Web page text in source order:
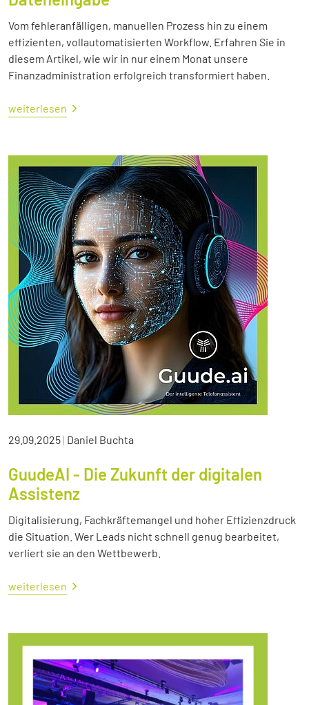
Vom fehleranfälligen, manuellen Prozess hin zu einem
effizienten, vollautomatisierten Workflow. Erfahren Sie in
diesem Artikel, wie wir in nur einem Monat unsere
Finanzadministration erfolgreich transformiert haben.
weiterlesen
29.09.2025| Daniel Buchta
GuudeAI - Die Zukunft der digitalen
Assistenz
Digitalisierung, Fachkräftemangel und hoher Effizienzdruck
die Situation. Wer Leads nicht schnell genug bearbeitet,
verliert sie an den Wettbewerb.
weiterlesen